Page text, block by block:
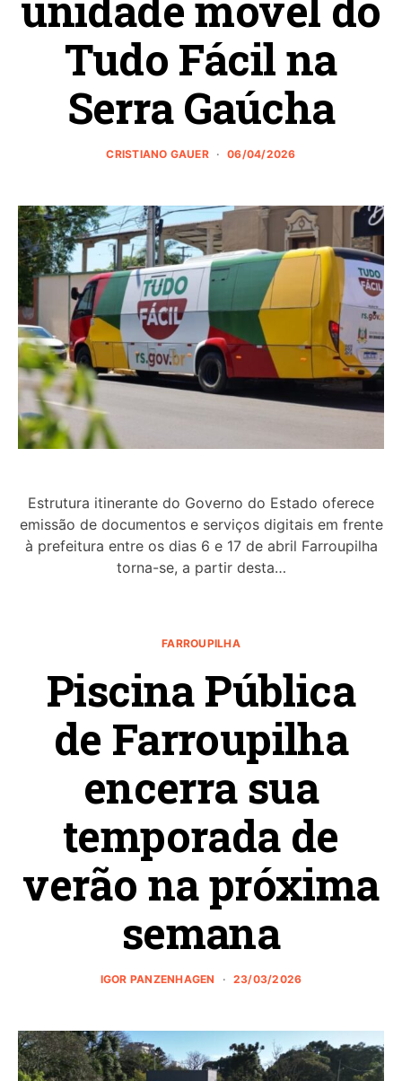
Tudo Fácil na
Serra Gaúcha
CRISTIANO GAUER 06/04/2026
Estrutura itinerante do Governo do Estado oferece
emissão de documentos e serviços digitais em frente
à prefeitura entre os dias 6 e 17 de abril Farroupilha
torna-se, a partir desta…
FARROUPILHA
Piscina Pública
de Farroupilha
encerra sua
temporada de
verão na próxima
semana
IGOR PANZENHAGEN 23/03/2026